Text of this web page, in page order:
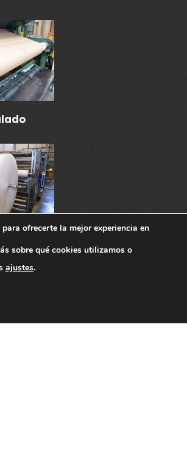
ofrecerte la mejor experiencia en
sobre qué cookies utilizamos o
ajustes.